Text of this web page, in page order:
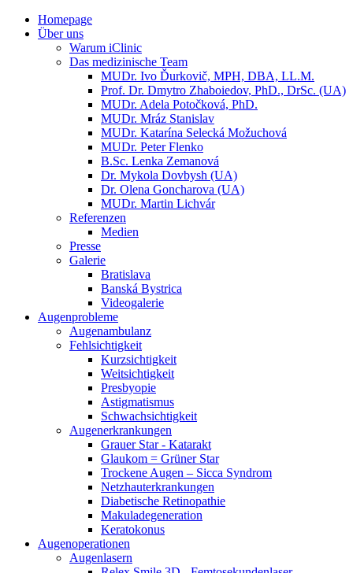
Homepage
Über uns
Warum iClinic
Das medizinische Team
MUDr. Ivo Ďurkovič, MPH, DBA, LL.M.
Prof. Dr. Dmytro Zhaboiedov, PhD., DrSc. (UA)
MUDr. Adela Potočková, PhD.
MUDr. Mráz Stanislav
MUDr. Katarína Selecká Možuchová
MUDr. Peter Flenko
B.Sc. Lenka Zemanová
Dr. Mykola Dovbysh (UA)
Dr. Olena Goncharova (UA)
MUDr. Martin Lichvár
Referenzen
Medien
Presse
Galerie
Bratislava
Banská Bystrica
Videogalerie
Augenprobleme
Augenambulanz
Fehlsichtigkeit
Kurzsichtigkeit
Weitsichtigkeit
Presbyopie
Astigmatismus
Schwachsichtigkeit
Augenerkrankungen
Grauer Star - Katarakt
Glaukom = Grüner Star
Trockene Augen – Sicca Syndrom
Netzhauterkrankungen
Diabetische Retinopathie
Makuladegeneration
Keratokonus
Augenoperationen
Augenlasern